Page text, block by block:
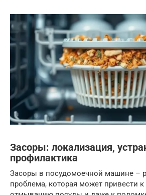
Засоры: локализация,
профилактика
Засоры в посудомоечной машине –
проблема, которая может привести